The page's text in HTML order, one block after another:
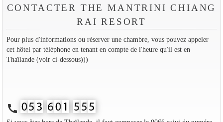
CONTACTER THE MANTRINI CHIANG
RAI RESORT
Pour plus d'informations ou réserver une chambre, vous pouvez appeler
cet hôtel par téléphone en tenant en compte de l'heure qu'il est en
Thaïlande (voir ci-dessous)))
call